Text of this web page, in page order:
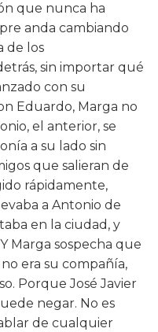
que nunca ha
anda cambiando
de los
sin importar qué
con su
Eduardo, Marga no
el anterior, se
a su lado sin
que salieran de
rápidamente,
a Antonio de
en la ciudad, y
Marga sospecha que
era su compañía,
Porque José Javier
negar. No es
de cualquier